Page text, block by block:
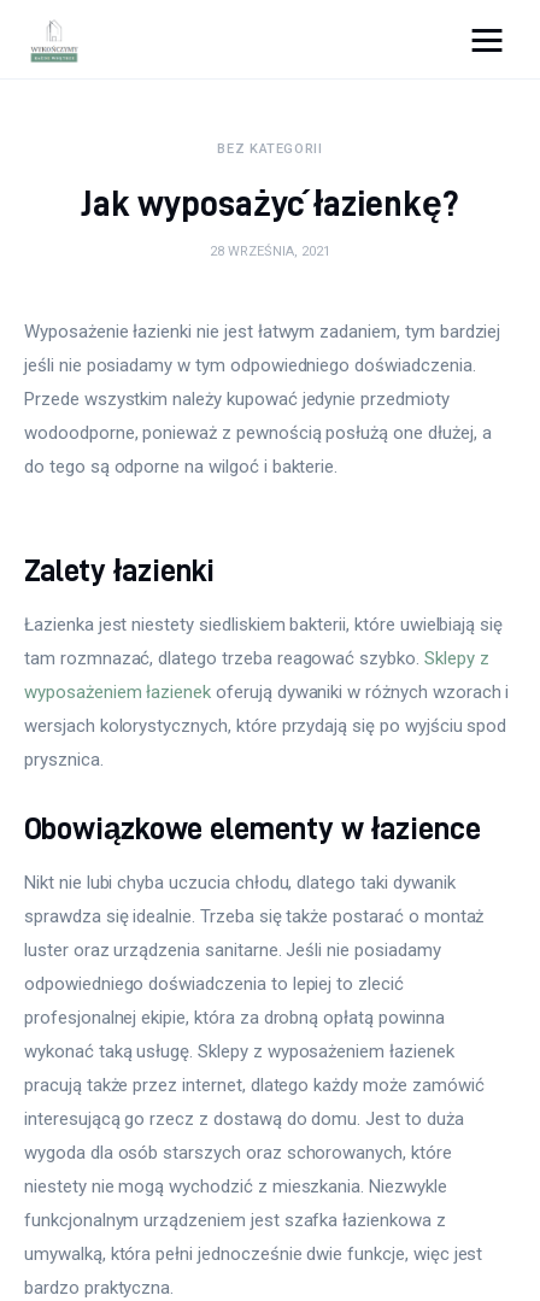
Remont
Łazienka
Salon
Sypialnia
BEZ KATEGORII
Jak wyposażyć łazienkę?
28 WRZEŚNIA, 2021
Wyposażenie łazienki nie jest łatwym zadaniem, tym bardziej
jeśli nie posiadamy w tym odpowiedniego doświadczenia.
Przede wszystkim należy kupować jedynie przedmioty
wodoodporne, ponieważ z pewnością posłużą one dłużej, a
do tego są odporne na wilgoć i bakterie.
Zalety łazienki
Łazienka jest niestety siedliskiem bakterii, które uwielbiają się
tam rozmnazać, dlatego trzeba reagować szybko. Sklepy z
wyposażeniem łazienek oferują dywaniki w różnych wzorach i
wersjach kolorystycznych, które przydają się po wyjściu spod
prysznica.
Obowiązkowe elementy w łazience
Nikt nie lubi chyba uczucia chłodu, dlatego taki dywanik
sprawdza się idealnie. Trzeba się także postarać o montaż
luster oraz urządzenia sanitarne. Jeśli nie posiadamy
odpowiedniego doświadczenia to lepiej to zlecić
profesjonalnej ekipie, która za drobną opłatą powinna
wykonać taką usługę. Sklepy z wyposażeniem łazienek
pracują także przez internet, dlatego każdy może zamówić
interesującą go rzecz z dostawą do domu. Jest to duża
wygoda dla osób starszych oraz schorowanych, które
niestety nie mogą wychodzić z mieszkania. Niezwykle
funkcjonalnym urządzeniem jest szafka łazienkowa z
umywalką, która pełni jednocześnie dwie funkcje, więc jest
bardzo praktyczna.